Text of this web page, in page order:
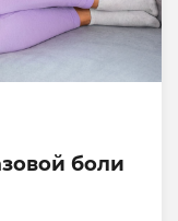
боли